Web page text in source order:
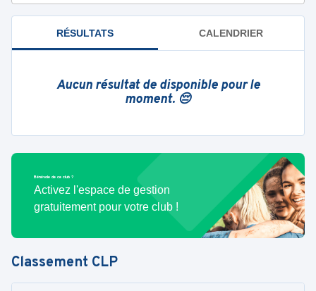
RÉSULTATS CALENDRIER
Aucun résultat de disponible pour le
moment. 😔
Bénévole de ce club ?
Activez l'espace de gestion
gratuitement pour votre club !
Classement CLP